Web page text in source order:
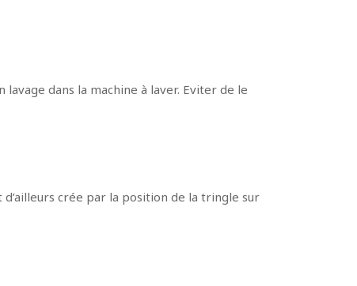
dans la machine à laver. Eviter de le
crée par la position de la tringle sur